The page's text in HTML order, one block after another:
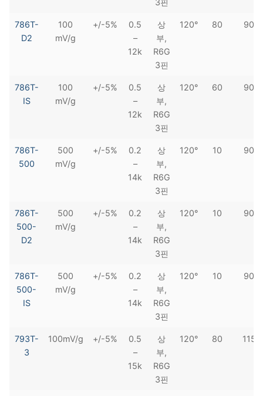
3핀
786T-
D2
100
mV/g
+/-5%
0.5
–
12k
상
부,
R6G
3핀
120° 80 90
786T-
IS
100
mV/g
+/-5%
0.5
–
12k
상
부,
R6G
3핀
120° 60 90
786T-
500
500
mV/g
+/-5%
0.2
–
14k
상
부,
R6G
3핀
120° 10 90
786T-
500-
D2
500
mV/g
+/-5%
0.2
–
14k
상
부,
R6G
3핀
120° 10 90
786T-
500-
IS
500
mV/g
+/-5%
0.2
–
14k
상
부,
R6G
3핀
120° 10 90
793T-
3
100mV/g +/-5%
0.5
–
15k
상
부,
R6G
3핀
120° 80 115